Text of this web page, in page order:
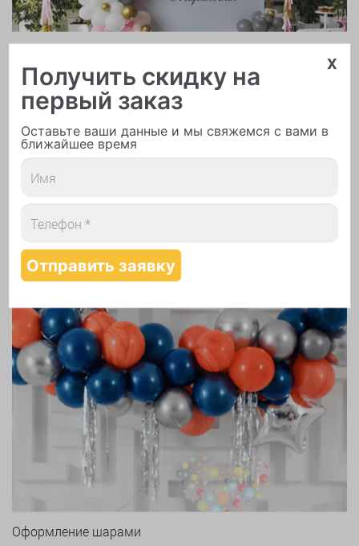
Оформление шарами
x
Получить скидку на
первый заказ
Оставьте ваши данные и мы свяжемся с вами в
ближайшее время